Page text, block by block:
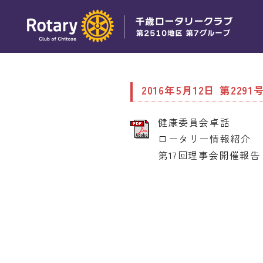
2016年5月12日 第2291号
健康委員会卓話
ロータリー情報紹介
第17回理事会開催報告